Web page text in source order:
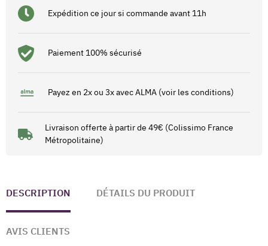
Expédition ce jour si commande avant 11h
Paiement 100% sécurisé
Payez en 2x ou 3x avec ALMA (voir les conditions)
Livraison offerte à partir de 49€ (Colissimo France
Métropolitaine)
DESCRIPTION DÉTAILS DU PRODUIT
AVIS CLIENTS